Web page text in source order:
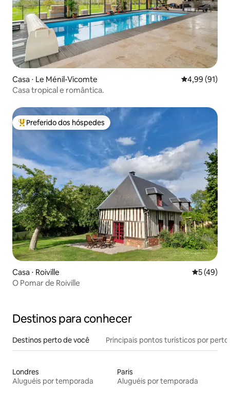
Casa ⋅ Le Ménil-Vicomte 4,99 de uma
4,99 (91)
Casa tropical e romântica.
Entre os melhores preferidos dos hóspedes
Preferido dos hóspedes
Casa ⋅ Roiville 5 de uma
5 (49)
O Pomar de Roiville
Destinos para conhecer
Destinos perto de você Principais pontos turísticos por perto
Londres
Aluguéis por temporada
Paris
Aluguéis por temporada